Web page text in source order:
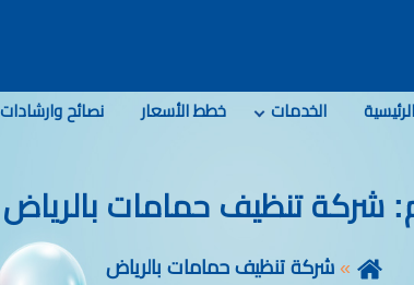
الرئيسية الخدمات خطط الأسعار نصائح وارشادات
شركة تنظيف حمامات بالرياض
شركة تنظيف حمامات بالرياض